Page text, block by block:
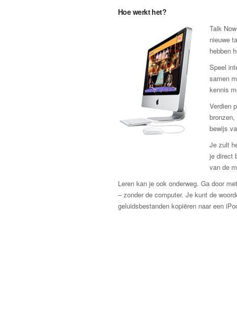
Hoe werkt het?
Talk
nieuwe
hebben
Speel
samen
kennis
Verdien
bewijs
Je zult
je direct
van de
Leren kan je ook onderweg. Ga door
– zonder de computer. Je kunt de
geluidsbestanden kopiëren naar een